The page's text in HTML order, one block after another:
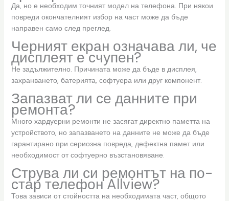
Да, но е необходим точният модел на телефона. При някои
повреди окончателният избор на част може да бъде
направен само след преглед.
Черният екран означава ли, че
дисплеят е счупен?
Не задължително. Причината може да бъде в дисплея,
захранването, батерията, софтуера или друг компонент.
Запазват ли се данните при
ремонта?
Много хардуерни ремонти не засягат директно паметта на
устройството, но запазването на данните не може да бъде
гарантирано при сериозна повреда, дефектна памет или
необходимост от софтуерно възстановяване.
Струва ли си ремонтът на по-
стар телефон Allview?
Това зависи от стойността на необходимата част, общото